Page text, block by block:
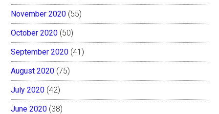
November 2020 (55)
October 2020 (50)
September 2020 (41)
August 2020 (75)
July 2020 (42)
June 2020 (38)